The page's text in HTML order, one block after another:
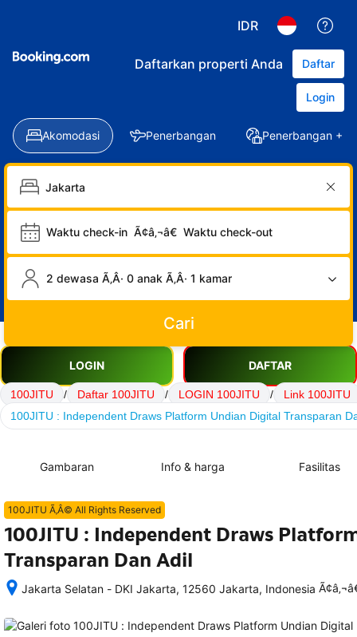
IDR
Daftarkan properti Anda Daftar
Login
Akomodasi Penerbangan Penerbangan +
Waktu check-in Ã¢â‚¬â€ Waktu check-out
2 dewasa Ã‚Â· 0 anak Ã‚Â· 1 kamar
Cari
LOGIN DAFTAR
100JITU / Daftar 100JITU / LOGIN 100JITU /
Link 100JITU
100JITU : Independent Draws Platform Undian Digital Transparan
Gambaran Info & harga Fasilitas
100JITU Ã‚Â© All Rights Reserved
100JITU : Independent Draws
Transparan Dan Adil
Jakarta Selatan - DKI Jakarta, 12560 Jakarta, Indonesia
memesan,